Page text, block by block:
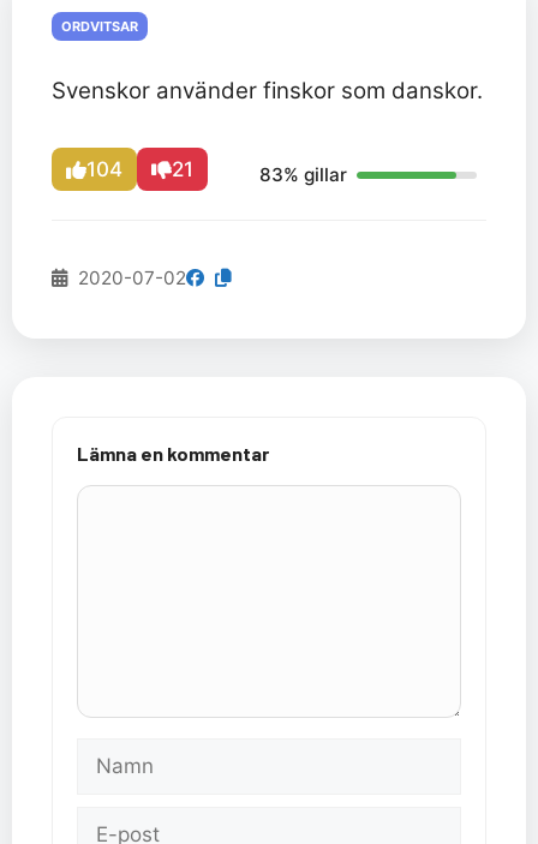
ORDVITSAR
Svenskor använder finskor som danskor.
104 21 83% gillar
2020-07-02
Lämna en kommentar
Kommentar
Namn